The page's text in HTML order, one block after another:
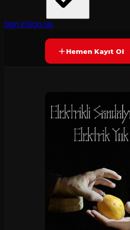
Sign InSign UpYAKINDA
Hemen Kayıt Ol